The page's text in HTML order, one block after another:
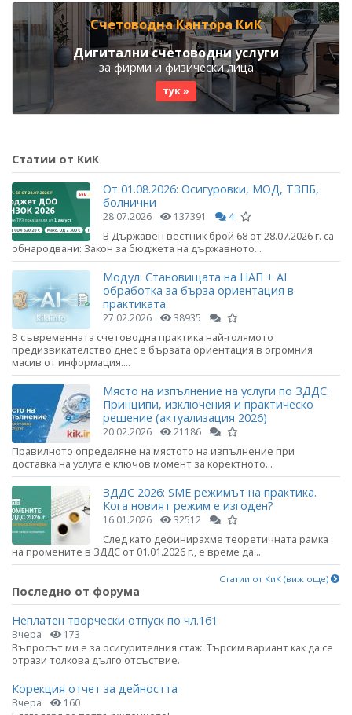
Счетоводна Кантора КиК
Дигитални счетоводни услуги
за фирми и физически лица
тук »
Статии от КиК
От 01.08.2026: Осигуровки, МОД, ТЗПБ,
болнични
28.07.2026 137391 4
В Държавен вестник брой 68 от 28.07.2026 г. са
обнародвани: Закон за бюджета на държавното...
Модул: Становищата на НАП + AI
обработка за бърза ориентация в
практиката
27.02.2026 38935
В съвременната счетоводна практика най-голямото
предизвикателство днес е бързата ориентация в огромния
масив от информация....
Място на изпълнение на услуги по ЗДДС:
Принципи, изключения и практическо
решение (актуализация 2026)
20.02.2026 21186
Правилното определяне на мястото на изпълнение при
доставка на услуга е ключов момент за коректното...
ЗДДС 2026: SME режимът на практика.
Кога новият режим е изгоден?
16.01.2026 32512
След като дефинирахме теоретичната рамка
на промените в ЗДДС от 01.01.2026 г., е време да...
Статии от КиК (виж още)
Последно от форума
Неплатен творчески отпуск по чл.161
Вчера 173
Въпросът ми е за осигурителния стаж. Търсим вариант как да се
отрази толкова дълго отсъствие.
Корекция отчет за дейността
Вчера 160